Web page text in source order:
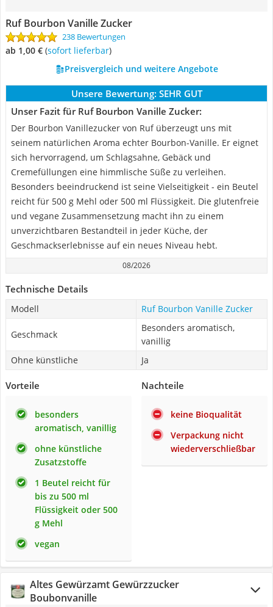
Ruf Bourbon Vanille Zucker
238 Bewertungen
ab 1,00 € ( Sofort lieferbar)
Preisvergleich und weitere Angebote
Unsere Bewertung: SEHR GUT
Unser Fazit für Ruf Bourbon Vanille Zucker:
Der Bourbon Vanillezucker von Ruf überzeugt uns mit
seinem natürlichen Aroma echter Bourbon-Vanille. Er eignet
sich hervorragend, um Schlagsahne, Gebäck und
Cremefüllungen eine himmlische Süße zu verleihen.
Besonders beeindruckend ist seine Vielseitigkeit - ein Beutel
reicht für 500 g Mehl oder 500 ml Flüssigkeit. Die glutenfreie
und vegane Zusammensetzung macht ihn zu einem
unverzichtbaren Bestandteil in jeder Küche, der
Geschmackserlebnisse auf ein neues Niveau hebt.
08/2026
Technische Details
Modell Ruf Bourbon Vanille Zucker
Geschmack
Besonders aromatisch,
vanillig
Ohne künstliche
Ja
Vorteile
besonders
aromatisch, vanillig
ohne künstliche
Zusatzstoffe
1 Beutel reicht für
bis zu 500 ml
Flüssigkeit oder 500
g Mehl
vegan
Nachteile
keine Bioqualität
Verpackung nicht
wiederverschließbar
Altes Gewürzamt Gewürzzucker
Boubonvanille